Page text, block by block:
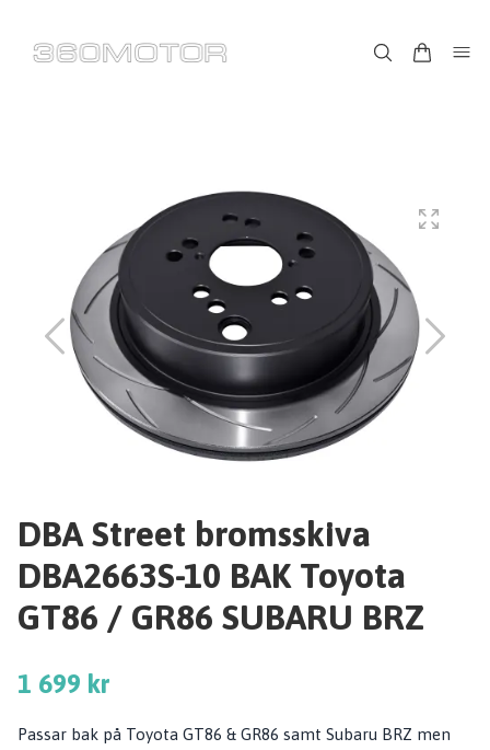
DBA Street bromsskiva
DBA2663S-10 BAK Toyota
GT86 / GR86 SUBARU BRZ
1 699 kr
Passar bak på Toyota GT86 & GR86 samt Subaru BRZ men